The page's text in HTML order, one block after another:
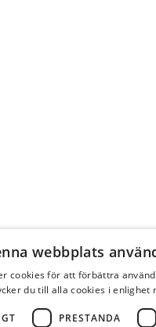
webbplats
cookies för att förbättra
du till alla cookies i enlighet
PRESTANDA